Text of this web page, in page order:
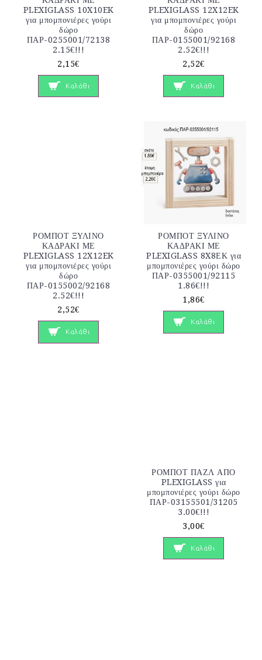
PLEXIGLASS 10X10EK
για μπομπονιέρες γούρι
δώρο
ΠΑΡ-0255001/72138
2.15€!!!
2,15€
Καλάθι
PLEXIGLASS 12X12EK
για μπομπονιέρες γούρι
δώρο
ΠΑΡ-0155001/92168
2.52€!!!
2,52€
Καλάθι
ΡΟΜΠΟΤ ΞΥΛΙΝΟ
ΚΑΔΡΑΚΙ ΜΕ
PLEXIGLASS 12X12EK
για μπομπονιέρες γούρι
δώρο
ΠΑΡ-0155002/92168
2.52€!!!
2,52€
Καλάθι
ΡΟΜΠΟΤ ΞΥΛΙΝΟ
ΚΑΔΡΑΚΙ ΜΕ
PLEXIGLASS 8X8ΕΚ για
μπομπονιέρες γούρι δώρο
ΠΑΡ-0355001/92115
1.86€!!!
1,86€
Καλάθι
ΡΟΜΠΟΤ ΠΑΖΛ ΑΠΟ
PLEXIGLASS για
μπομπονιέρες γούρι δώρο
ΠΑΡ-03155501/31205
3.00€!!!
3,00€
Καλάθι